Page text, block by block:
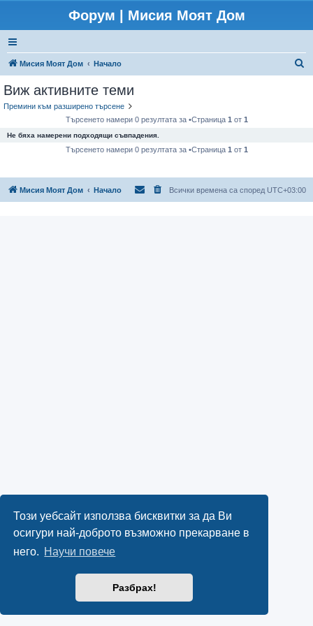
Този уебсайт използва бисквитки за да Ви
осигури най-доброто възможно прекарване в
него. Научи повече
Разбрах!
Форум | Мисия Моят Дом
Мисия Моят Дом Начало
Виж активните теми
Премини към разширено търсене
Търсенето намери 0 резултата за •Страница 1 от 1
Не бяха намерени подходящи съвпадения.
Търсенето намери 0 резултата за •Страница 1 от 1
Мисия Моят Дом Начало Всички времена са според UTC+03:00